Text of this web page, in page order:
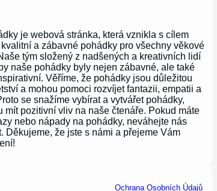
je webová stránka, která vznikla s cílem
a zábavné pohádky pro všechny věkové
tým složený z nadšených a kreativních lidí
naše pohádky byly nejen zábavné, ale také
Věříme, že pohádky jsou důležitou
a mohou pomoci rozvíjet fantazii, empatii a
se snažíme vybírat a vytvářet pohádky,
mít pozitivní vliv na naše čtenáře. Pokud máte
nebo nápady na pohádky, neváhejte nás
Děkujeme, že jste s námi a přejeme Vám
Ochrana Osobních Údajů